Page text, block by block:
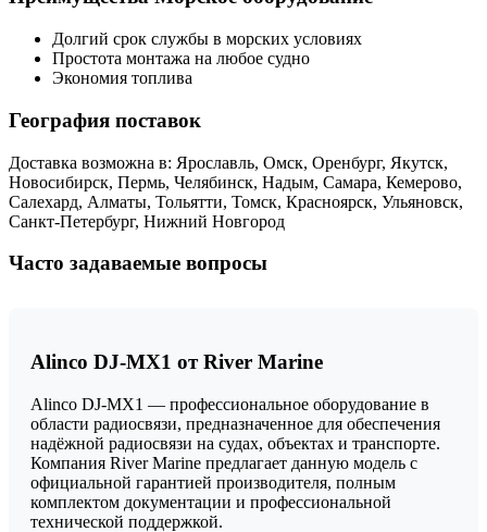
Долгий срок службы в морских условиях
Простота монтажа на любое судно
Экономия топлива
География поставок
Доставка возможна в: Ярославль, Омск, Оренбург, Якутск,
Новосибирск, Пермь, Челябинск, Надым, Самара, Кемерово,
Салехард, Алматы, Тольятти, Томск, Красноярск, Ульяновск,
Санкт-Петербург, Нижний Новгород
Часто задаваемые вопросы
Alinco DJ-MX1 от River Marine
Alinco DJ-MX1 — профессиональное оборудование в
области радиосвязи, предназначенное для обеспечения
надёжной радиосвязи на судах, объектах и транспорте.
Компания River Marine предлагает данную модель с
официальной гарантией производителя, полным
комплектом документации и профессиональной
технической поддержкой.